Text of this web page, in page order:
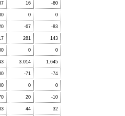
16 -60
0 0
-67 -83
281 143
0 0
3.014 1.645
-71 -74
0 0
20 -10
44 32